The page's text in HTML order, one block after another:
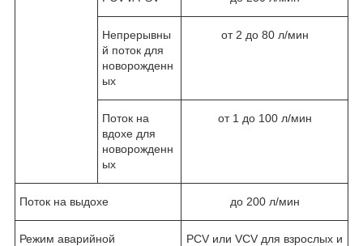
Непрерывны
й поток для
новорожденн
ых
от 2 до 80 л/мин
Поток на
вдохе для
новорожденн
ых
от 1 до 100 л/мин
Поток на выдохе до 200 л/мин
Режим аварийной
PCV или VCV для взрослых и